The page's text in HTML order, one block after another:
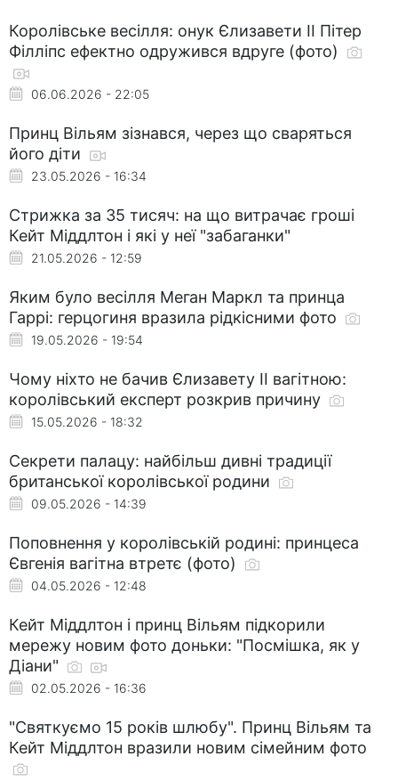
Королівське весілля: онук Єлизавети II Пітер
Філліпс ефектно одружився вдруге (фото)
06.06.2026 - 22:05
Принц Вільям зізнався, через що сваряться
його діти
23.05.2026 - 16:34
Стрижка за 35 тисяч: на що витрачає гроші
Кейт Міддлтон і які у неї "забаганки"
21.05.2026 - 12:59
Яким було весілля Меган Маркл та принца
Гаррі: герцогиня вразила рідкісними фото
19.05.2026 - 19:54
Чому ніхто не бачив Єлизавету II вагітною:
королівський експерт розкрив причину
15.05.2026 - 18:32
Секрети палацу: найбільш дивні традиції
британської королівської родини
09.05.2026 - 14:39
Поповнення у королівській родині: принцеса
Євгенія вагітна втретє (фото)
04.05.2026 - 12:48
Кейт Міддлтон і принц Вільям підкорили
мережу новим фото доньки: "Посмішка, як у
Діани"
02.05.2026 - 16:36
"Святкуємо 15 років шлюбу". Принц Вільям та
Кейт Міддлтон вразили новим сімейним фото